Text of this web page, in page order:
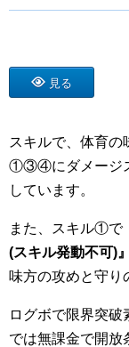
見る
スキルで、体育の
①③④にダメージス
しています。
また、スキル①で
(スキル発動不可)
味方の攻めと守り
ログボで限界突
では無課金で開放